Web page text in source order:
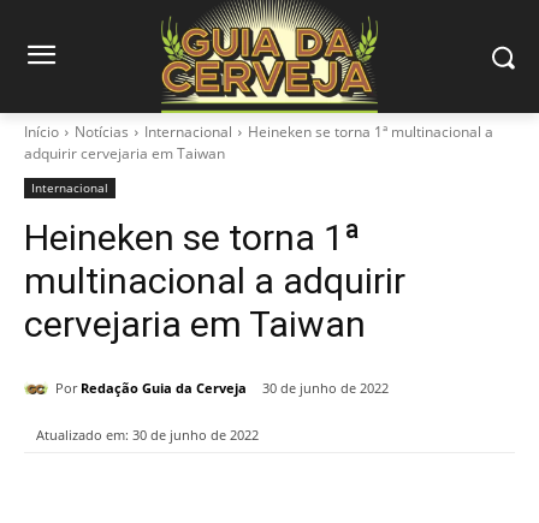
Início Notícias Internacional
Heineken se torna 1ª multinacional a
adquirir cervejaria em Taiwan
Internacional
Heineken se torna 1ª
multinacional a adquirir
cervejaria em Taiwan
Por Redação Guia da Cerveja 30 de junho de 2022
Atualizado em: 30 de junho de 2022